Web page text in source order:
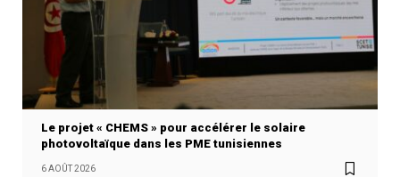
Le projet « CHEMS » pour accélérer le solaire
photovoltaïque dans les PME tunisiennes
6 AOÛT 2026